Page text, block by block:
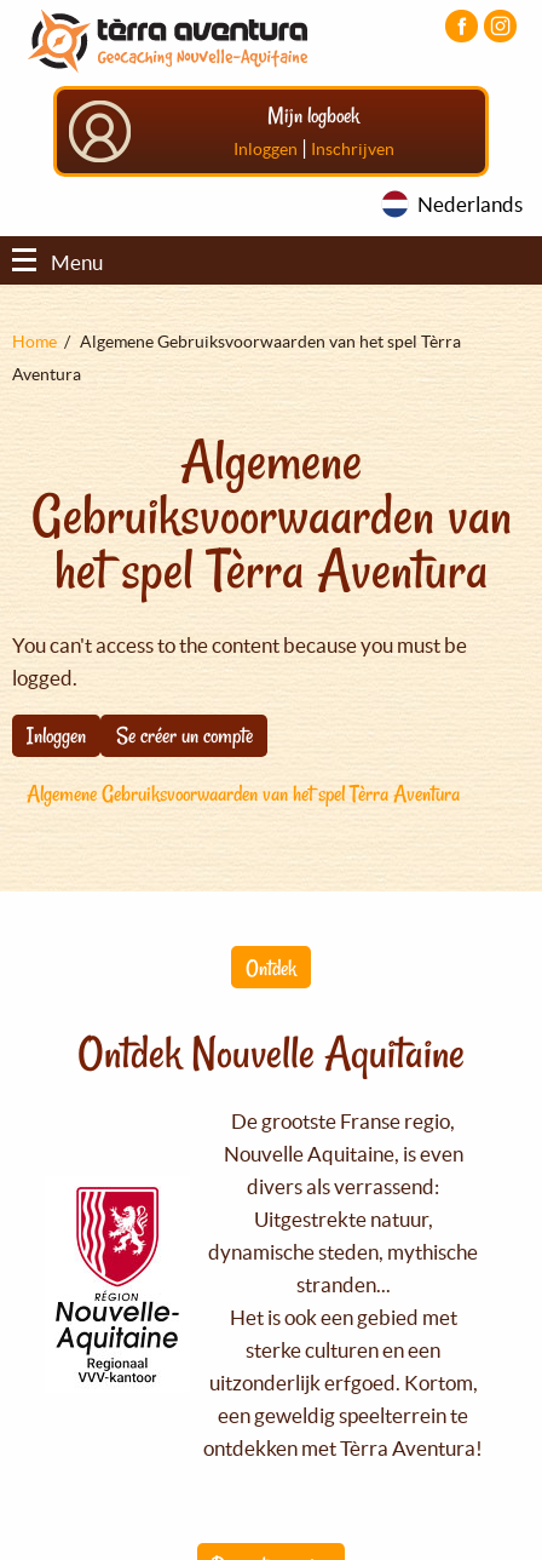
Overslaan
naar
Aller
menu
principal
Aller
pied
Mijn logboek
Inloggen | Inschrijven
Nederlands
Menu
Kruimelpad
Home
Algemene Gebruiksvoorwaarden van het spel Tèrra
Aventura
Algemene
Gebruiksvoorwaarden van
het spel Tèrra Aventura
You can't access to the content because you must be
logged.
Inloggen
Se créer un compte
Algemene Gebruiksvoorwaarden van het spel Tèrra Aventura
Ontdek
Ontdek Nouvelle Aquitaine
De grootste Franse regio,
Nouvelle Aquitaine, is even
divers als verrassend:
Uitgestrekte natuur,
dynamische steden, mythische
stranden...
Het is ook een gebied met
sterke culturen en een
uitzonderlijk erfgoed. Kortom,
een geweldig speelterrein te
ontdekken met Tèrra Aventura!